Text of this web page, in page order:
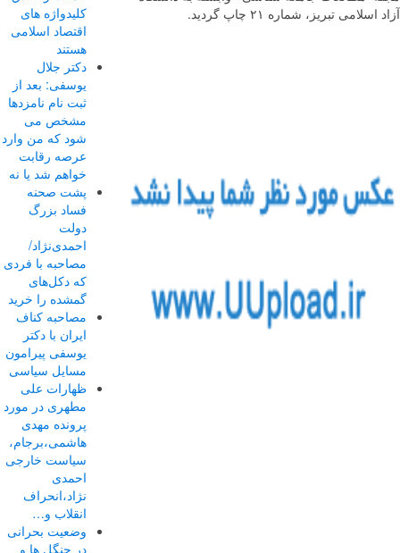
تبریز، شماره ۲۱ چاپ گردید.
کلیدواژه های
اقتصاد اسلامی
هستند
دکتر جلال
یوسفی: بعد از
ثبت نام نامزدها
مشخص می
شود که من وارد
عرصه رقابت
خواهم شد یا نه
پشت صحنه
فساد بزرگ
دولت
احمدی‌نژاد/
مصاحبه با فردی
که دکل‌های
گمشده را خرید
مصاحبه کناف
ایران با دکتر
یوسفی پیرامون
مسایل سیاسی
ظهارات علی
مطهری در مورد
پرونده مهدی
هاشمی،برجام،
سیاست خارجی
احمدی
نژاد،انحراف
انقلاب و…
وضعیت بحرانی
در جنگل ها و